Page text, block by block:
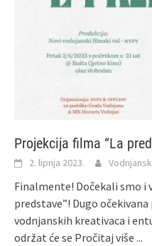
Projekcija filma “La
2. lipnja 2023.
Finalmente! Dočekali smo i
predstave”! Dugo
vodnjanskih kreativaca i
održat će se Pročitaj više ...